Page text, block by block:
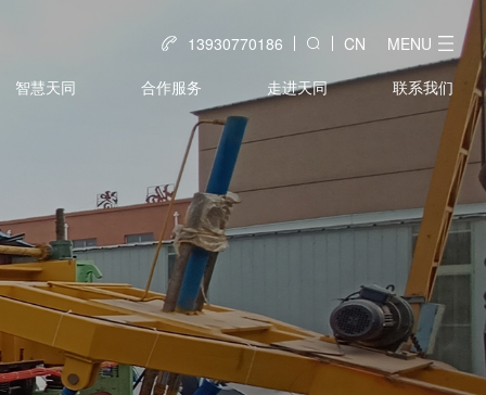
13930770186 CN
MENU
智慧天同
合作服务 走进天同 联系我们